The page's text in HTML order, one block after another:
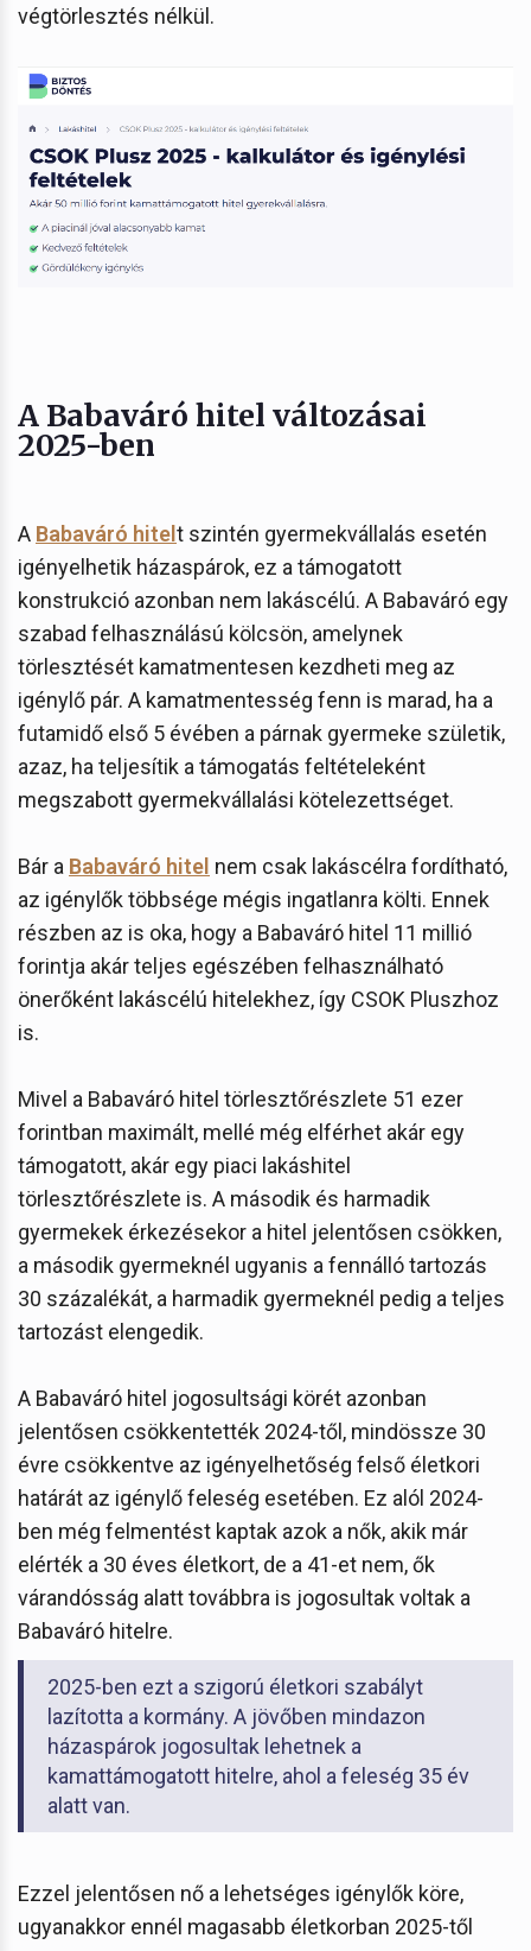
végtörlesztés nélkül.
A Babaváró hitel változásai
2025-ben
A Babaváró hitelt szintén gyermekvállalás esetén
igényelhetik házaspárok, ez a támogatott
konstrukció azonban nem lakáscélú. A Babaváró egy
szabad felhasználású kölcsön, amelynek
törlesztését kamatmentesen kezdheti meg az
igénylő pár. A kamatmentesség fenn is marad, ha a
futamidő első 5 évében a párnak gyermeke születik,
azaz, ha teljesítik a támogatás feltételeként
megszabott gyermekvállalási kötelezettséget.
Bár a Babaváró hitel nem csak lakáscélra fordítható,
az igénylők többsége mégis ingatlanra költi. Ennek
részben az is oka, hogy a Babaváró hitel 11 millió
forintja akár teljes egészében felhasználható
önerőként lakáscélú hitelekhez, így CSOK Pluszhoz
is.
Mivel a Babaváró hitel törlesztőrészlete 51 ezer
forintban maximált, mellé még elférhet akár egy
támogatott, akár egy piaci lakáshitel
törlesztőrészlete is. A második és harmadik
gyermekek érkezésekor a hitel jelentősen csökken,
a második gyermeknél ugyanis a fennálló tartozás
30 százalékát, a harmadik gyermeknél pedig a teljes
tartozást elengedik.
A Babaváró hitel jogosultsági körét azonban
jelentősen csökkentették 2024-től, mindössze 30
évre csökkentve az igényelhetőség felső életkori
határát az igénylő feleség esetében. Ez alól 2024-
ben még felmentést kaptak azok a nők, akik már
elérték a 30 éves életkort, de a 41-et nem, ők
várandósság alatt továbbra is jogosultak voltak a
Babaváró hitelre.
2025-ben ezt a szigorú életkori szabályt
lazította a kormány. A jövőben mindazon
házaspárok jogosultak lehetnek a
kamattámogatott hitelre, ahol a feleség 35 év
alatt van.
Ezzel jelentősen nő a lehetséges igénylők köre,
ugyanakkor ennél magasabb életkorban 2025-től